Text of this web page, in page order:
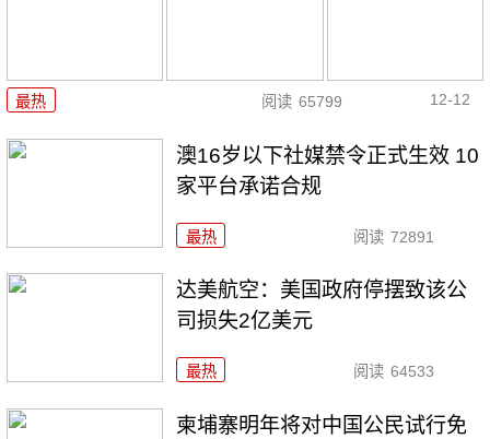
最热 阅读 65799 12-12
澳16岁以下社媒禁令正式生效 10
家平台承诺合规
最热 阅读 72891
达美航空：美国政府停摆致该公
司损失2亿美元
最热 阅读 64533
柬埔寨明年将对中国公民试行免